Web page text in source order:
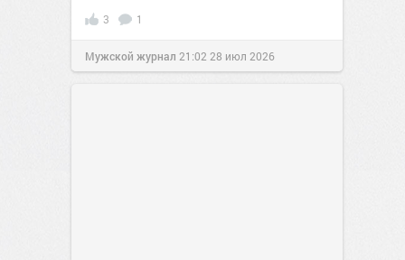
3 1
Мужской журнал 21:02 28 июл 2026